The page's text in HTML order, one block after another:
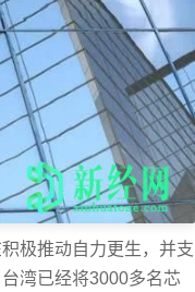
极推动自力更生，并支
湾已经将3000多名芯